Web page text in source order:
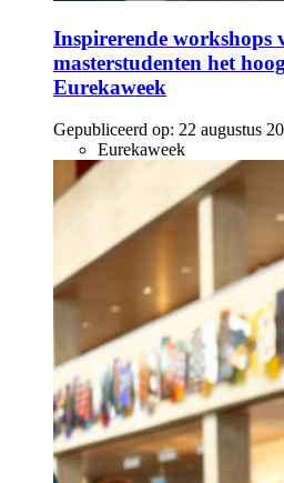
Inspirerende workshops
masterstudenten het
Eurekaweek
Gepubliceerd op: 22 augustus
Eurekaweek